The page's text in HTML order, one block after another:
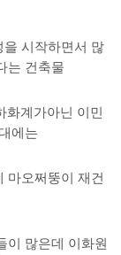
을 시작하면서 많
는 건축물
화계가아닌 이민
에는
마오쩌뚱이 재건
이 많은데 이화원